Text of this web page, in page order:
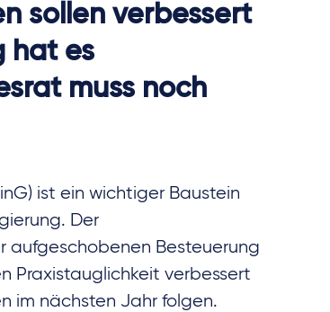
sollen verbessert
hat es
muss noch
ist ein wichtiger Baustein
Der
aufgeschobenen Besteuerung
Praxistauglichkeit verbessert
im nächsten Jahr folgen.